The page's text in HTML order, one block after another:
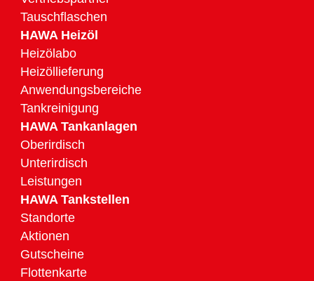
Tauschflaschen
HAWA Heizöl
Heizölabo
Heizöllieferung
Anwendungsbereiche
Tankreinigung
HAWA Tankanlagen
Oberirdisch
Unterirdisch
Leistungen
HAWA Tankstellen
Standorte
Aktionen
Gutscheine
Flottenkarte